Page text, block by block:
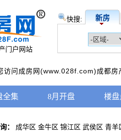
门户网站
快搜: 新房
访问成房网(www.028f.com)成都房
全集 8月开盘 楼
： 成华区 金牛区 锦江区 武侯区 青羊